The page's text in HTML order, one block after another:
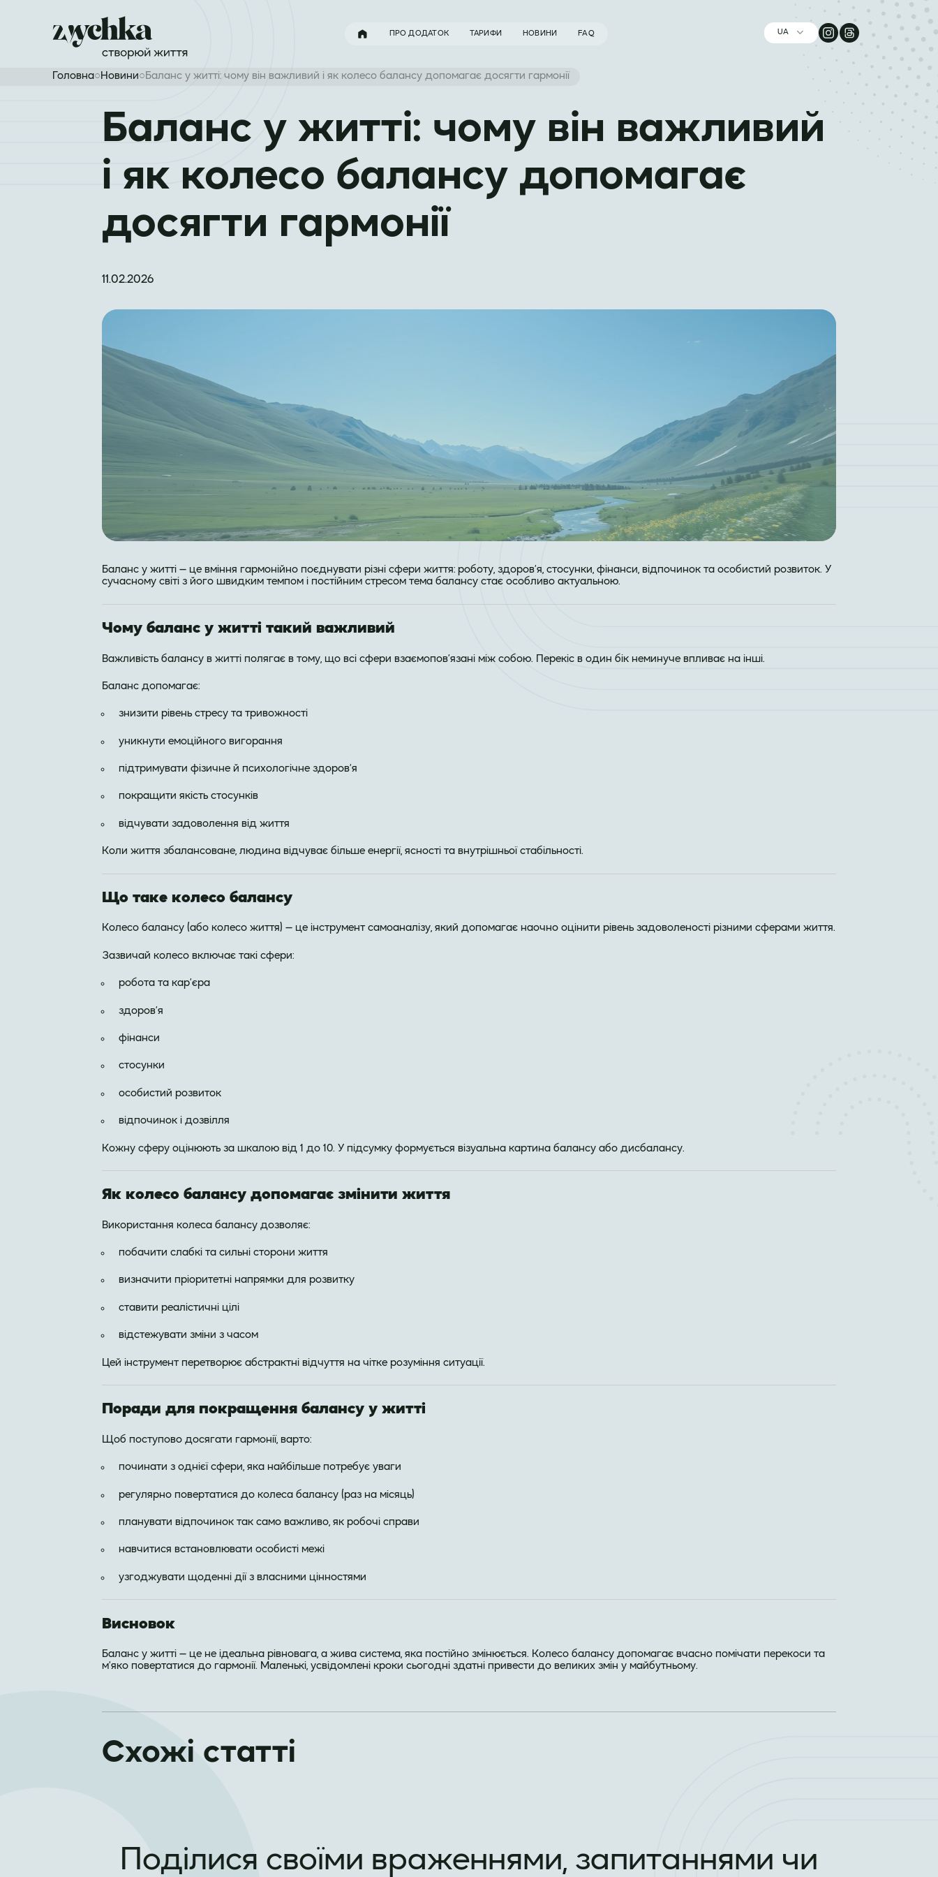
ПРО ДОДАТОК ТАРИФИ НОВИНИ FAQ UA
Головна○ Новини○ Баланс у житті: чому він важливий і як колесо балансу допомагає досягти гармонії
Баланс у житті: чому він важливий
і як колесо балансу допомагає
досягти гармонії
11.02.2026
Баланс у житті — це вміння гармонійно поєднувати різні сфери життя: роботу, здоров’я, стосунки, фінанси, відпочинок та особистий розвиток. У
сучасному світі з його швидким темпом і постійним стресом тема балансу стає особливо актуальною.
Чому баланс у житті такий важливий
Важливість балансу в житті полягає в тому, що всі сфери взаємопов’язані між собою. Перекіс в один бік неминуче впливає на інші.
Баланс допомагає:
знизити рівень стресу та тривожності
уникнути емоційного вигорання
підтримувати фізичне й психологічне здоров’я
покращити якість стосунків
відчувати задоволення від життя
Коли життя збалансоване, людина відчуває більше енергії, ясності та внутрішньої стабільності.
Що таке колесо балансу
Колесо балансу (або колесо життя) — це інструмент самоаналізу, який допомагає наочно оцінити рівень задоволеності різними сферами життя.
Зазвичай колесо включає такі сфери:
робота та кар’єра
здоров’я
фінанси
стосунки
особистий розвиток
відпочинок і дозвілля
Кожну сферу оцінюють за шкалою від 1 до 10. У підсумку формується візуальна картина балансу або дисбалансу.
Як колесо балансу допомагає змінити життя
Використання колеса балансу дозволяє:
побачити слабкі та сильні сторони життя
визначити пріоритетні напрямки для розвитку
ставити реалістичні цілі
відстежувати зміни з часом
Цей інструмент перетворює абстрактні відчуття на чітке розуміння ситуації.
Поради для покращення балансу у житті
Щоб поступово досягати гармонії, варто:
починати з однієї сфери, яка найбільше потребує уваги
регулярно повертатися до колеса балансу (раз на місяць)
планувати відпочинок так само важливо, як робочі справи
навчитися встановлювати особисті межі
узгоджувати щоденні дії з власними цінностями
Висновок
Баланс у житті — це не ідеальна рівновага, а жива система, яка постійно змінюється. Колесо балансу допомагає вчасно помічати перекоси та
м’яко повертатися до гармонії. Маленькі, усвідомлені кроки сьогодні здатні привести до великих змін у майбутньому.
Схожі статті
Поділися своїми враженнями, запитаннями чи